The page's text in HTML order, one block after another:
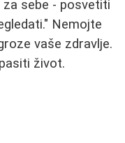
sebe - posvetiti
Nemojte
vaše zdravlje.
život.